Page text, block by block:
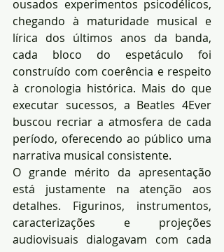
ousados experimentos psicodélicos,
chegando à maturidade musical e
lírica dos últimos anos da banda,
cada bloco do espetáculo foi
construído com coerência e respeito
à cronologia histórica. Mais do que
executar sucessos, a Beatles 4Ever
buscou recriar a atmosfera de cada
período, oferecendo ao público uma
narrativa musical consistente.
O grande mérito da apresentação
está justamente na atenção aos
detalhes. Figurinos, instrumentos,
caracterizações e projeções
audiovisuais dialogavam com cada